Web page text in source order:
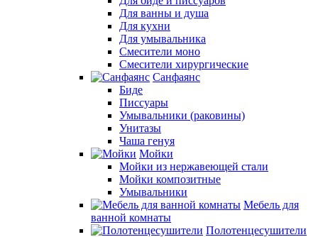
Для ванны и душа
Для кухни
Для умывальника
Смесители моно
Смесители хирургические
Санфаянс
Биде
Писсуары
Умывальники (раковины)
Унитазы
Чаша генуя
Мойки
Мойки из нержавеющей стали
Мойки композитные
Умывальники
Мебель для
ванной комнаты
Полотенцесушители